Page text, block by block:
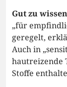
Gut zu
„für
geregelt,
Auch in
hautreizende
Stoffe